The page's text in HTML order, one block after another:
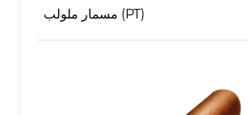
مسمار ملولب (PT)